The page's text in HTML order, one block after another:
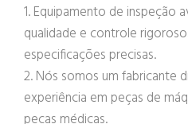
1. Equipamento de inspeção
qualidade e controle
especificações precisas.
2. Nós somos um fabricante
experiência em peças de
peças médicas.